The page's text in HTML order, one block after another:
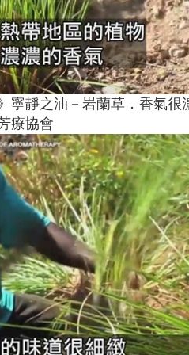
寧靜之油－岩蘭草．香氣
療協會